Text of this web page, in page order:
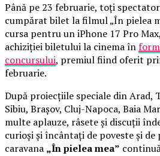
Până pe 23 februarie, toți
cumpărat bilet la filmul „În pielea
cursa pentru un iPhone 17 Pro
achiziției biletului la cinema în
concursului, premiul fiind oferit
februarie.
După proiecțiile speciale din Arad,
Sibiu, Brașov, Cluj-Napoca, Baia
multe aplauze, râsete și discuții
curioși și încântați de poveste și
caravana „În pielea mea”